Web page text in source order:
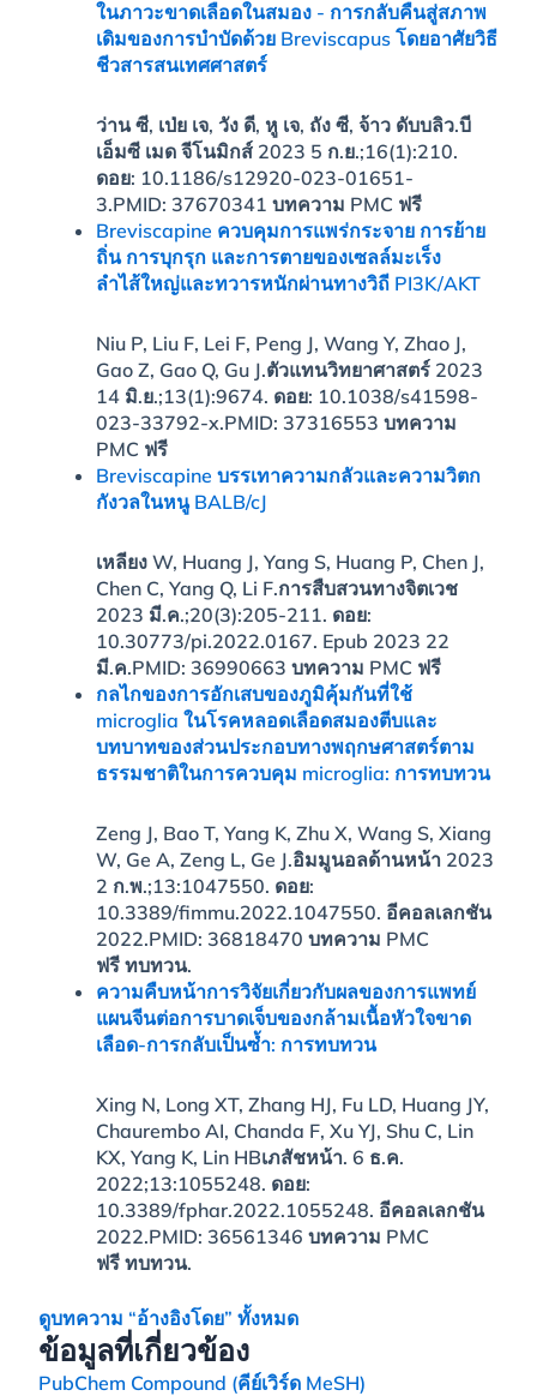
ในภาวะขาดเลือดในสมอง - การกลับคืนสู่สภาพ
เดิมของการบำบัดด้วย Breviscapus โดยอาศัยวิธี
ชีวสารสนเทศศาสตร์
ว่าน ซี, เป่ย เจ, วัง ดี, หู เจ, ถัง ซี, จ้าว ดับบลิว.บี
เอ็มซี เมด จีโนมิกส์ 2023 5 ก.ย.;16(1):210.
ดอย: 10.1186/s12920-023-01651-
3.PMID: 37670341 บทความ PMC ฟรี
Breviscapine ควบคุมการแพร่กระจาย การย้าย
ถิ่น การบุกรุก และการตายของเซลล์มะเร็ง
ลำไส้ใหญ่และทวารหนักผ่านทางวิถี PI3K/AKT
Niu P, Liu F, Lei F, Peng J, Wang Y, Zhao J,
Gao Z, Gao Q, Gu J.ตัวแทนวิทยาศาสตร์ 2023
14 มิ.ย.;13(1):9674. ดอย: 10.1038/s41598-
023-33792-x.PMID: 37316553 บทความ
PMC ฟรี
Breviscapine บรรเทาความกลัวและความวิตก
กังวลในหนู BALB/cJ
เหลียง W, Huang J, Yang S, Huang P, Chen J,
Chen C, Yang Q, Li F.การสืบสวนทางจิตเวช
2023 มี.ค.;20(3):205-211. ดอย:
10.30773/pi.2022.0167. Epub 2023 22
มี.ค.PMID: 36990663 บทความ PMC ฟรี
กลไกของการอักเสบของภูมิคุ้มกันที่ใช้
microglia ในโรคหลอดเลือดสมองตีบและ
บทบาทของส่วนประกอบทางพฤกษศาสตร์ตาม
ธรรมชาติในการควบคุม microglia: การทบทวน
Zeng J, Bao T, Yang K, Zhu X, Wang S, Xiang
W, Ge A, Zeng L, Ge J.อิมมูนอลด้านหน้า 2023
2 ก.พ.;13:1047550. ดอย:
10.3389/fimmu.2022.1047550. อีคอลเลกชัน
2022.PMID: 36818470 บทความ PMC
ฟรี ทบทวน.
ความคืบหน้าการวิจัยเกี่ยวกับผลของการแพทย์
แผนจีนต่อการบาดเจ็บของกล้ามเนื้อหัวใจขาด
เลือด-การกลับเป็นซ้ำ: การทบทวน
Xing N, Long XT, Zhang HJ, Fu LD, Huang JY,
Chaurembo AI, Chanda F, Xu YJ, Shu C, Lin
KX, Yang K, Lin HBเภสัชหน้า. 6 ธ.ค.
2022;13:1055248. ดอย:
10.3389/fphar.2022.1055248. อีคอลเลกชัน
2022.PMID: 36561346 บทความ PMC
ฟรี ทบทวน.
ดูบทความ “อ้างอิงโดย” ทั้งหมด
ข้อมูลที่เกี่ยวข้อง
PubChem Compound (คีย์เวิร์ด MeSH)